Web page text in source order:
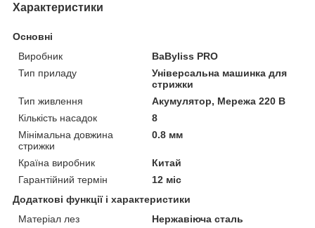
Характеристики
Основні
Виробник
BaByliss PRO
Тип приладу
Універсальна машинка для
стрижки
Тип живлення
Акумулятор, Мережа 220 В
Кількість насадок
8
Мінімальна довжина
стрижки
0.8 мм
Країна виробник
Китай
Гарантійний термін
12 міс
Додаткові функції і характеристики
Матеріал лез
Нержавіюча сталь